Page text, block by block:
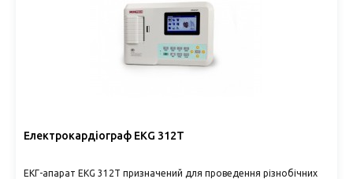
Електрокардіограф EKG 312T
ЕКГ-апарат EKG 312T призначений для проведення різнобічних